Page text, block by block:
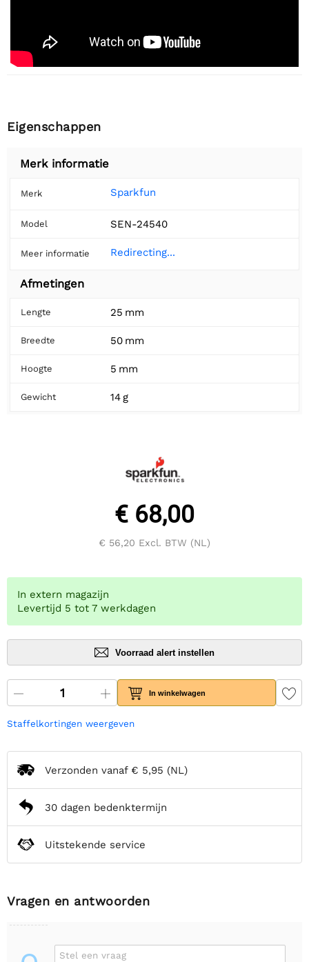
Eigenschappen
Merk informatie
Merk Sparkfun
Model SEN-24540
Meer informatie Redirecting...
Afmetingen
Lengte 25 mm
Breedte 50 mm
Hoogte 5 mm
Gewicht 14 g
€ 68,00
€ 56,20 Excl. BTW (NL)
In extern magazijn
Levertijd 5 tot 7 werkdagen
Voorraad alert instellen
In winkelwagen
Staffelkortingen weergeven
Verzonden vanaf € 5,95 (NL)
30 dagen bedenktermijn
Uitstekende service
Vragen en antwoorden
Stel een vraag